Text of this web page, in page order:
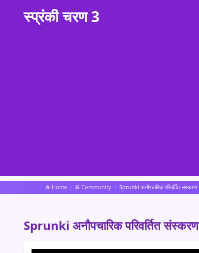
स्प्रंकी चरण 3
Home Community Sprunki अनौपचारिक परिवर्तित संस्करण
Sprunki अनौपचारिक परिवर्तित संस्करण